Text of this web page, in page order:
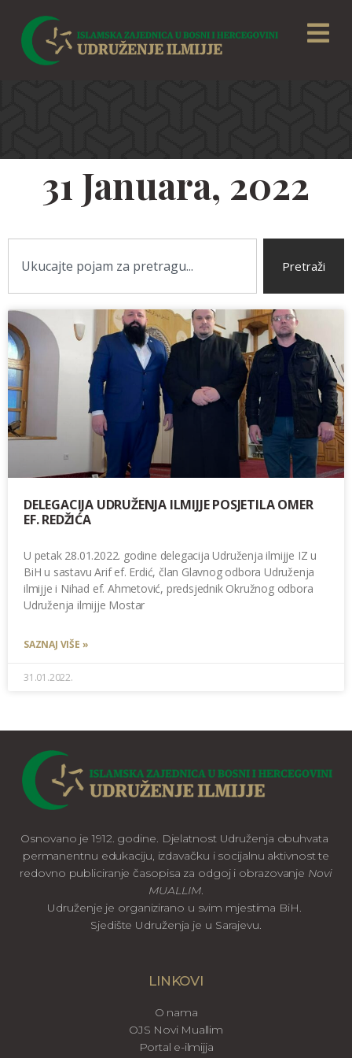
31 Januara, 2022
Pretraži
DELEGACIJA UDRUŽENJA ILMIJJE POSJETILA OMER
EF. REDŽIĆA
U petak 28.01.2022. godine delegacija Udruženja ilmijje IZ u
BiH u sastavu Arif ef. Erdić, član Glavnog odbora Udruženja
ilmijje i Nihad ef. Ahmetović, predsjednik Okružnog odbora
Udruženja ilmijje Mostar
SAZNAJ VIŠE »
31.01.2022.
Osnovano je 1912. godine. Djelatnost Udruženja obuhvata
permanentnu edukaciju, izdavačku i socijalnu aktivnost te
redovno publiciranje časopisa za odgoj i obrazovanje Novi
MUALLIM.
Udruženje je organizirano u svim mjestima BiH.
Sjedište Udruženja je u Sarajevu.
LINKOVI
O nama
OJS Novi Muallim
Portal e-ilmijja